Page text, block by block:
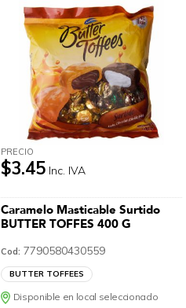
PRECIO
$3.45 Inc. IVA
Caramelo Masticable Surtido
BUTTER TOFFES 400 G
Cod: 7790580430559
BUTTER TOFFEES
Disponible en local seleccionado